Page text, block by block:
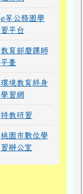
e等公務園學
習平台
教育部磨課師
平臺
環境教育終身
學習網
特教研習
桃園市數位學
習辦公室